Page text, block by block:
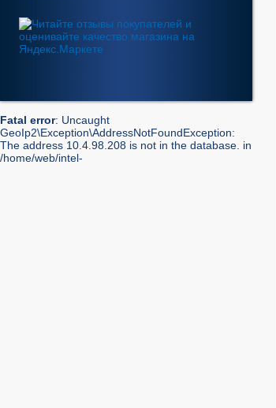
Fatal error: Uncaught
GeoIp2\Exception\AddressNotFoundException:
The address 10.4.98.208 is not in the database. in
/home/web/intel-